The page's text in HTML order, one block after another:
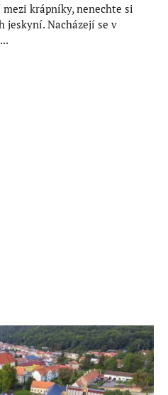
krápníky, nenechte si
jeskyní. Nacházejí se v